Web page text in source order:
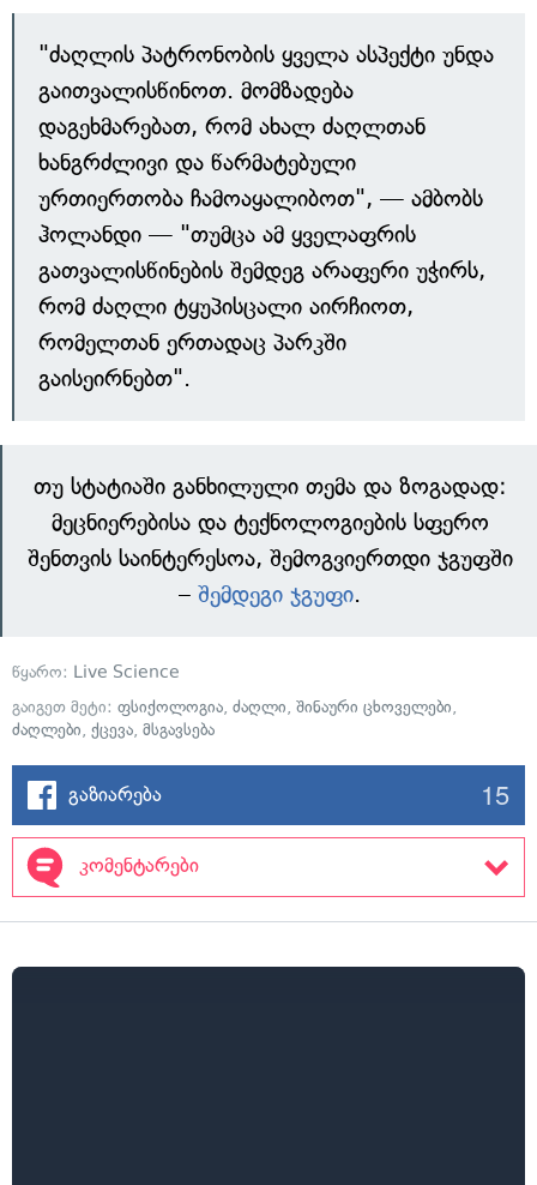
"ძაღლის პატრონობის ყველა ასპექტი უნდა
გაითვალისწინოთ. მომზადება
დაგეხმარებათ, რომ ახალ ძაღლთან
ხანგრძლივი და წარმატებული
ურთიერთობა ჩამოაყალიბოთ", — ამბობს
ჰოლანდი — "თუმცა ამ ყველაფრის
გათვალისწინების შემდეგ არაფერი უჭირს,
რომ ძაღლი ტყუპისცალი აირჩიოთ,
რომელთან ერთადაც პარკში
გაისეირნებთ".
თუ სტატიაში განხილული თემა და ზოგადად:
მეცნიერებისა და ტექნოლოგიების სფერო
შენთვის საინტერესოა, შემოგვიერთდი ჯგუფში
– შემდეგი ჯგუფი.
წყარო: Live Science
გაიგეთ მეტი: ფსიქოლოგია, ძაღლი, შინაური ცხოველები,
ძაღლები, ქცევა, მსგავსება
გაზიარება 15
კომენტარები